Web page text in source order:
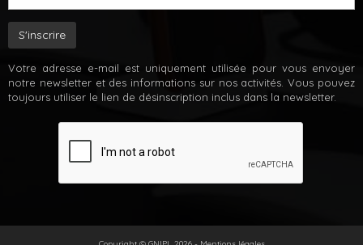
Votre adresse e-mail est uniquement utilisée pour vous envoyer
notre newsletter et des informations sur nos activités. Vous pouvez
toujours utiliser le lien de désinscription inclus dans la newsletter.